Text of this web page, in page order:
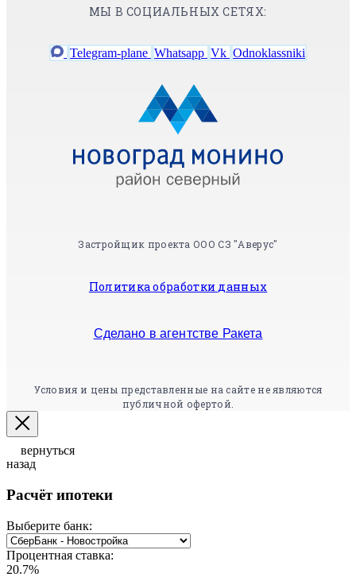
МЫ В СОЦИАЛЬНЫХ СЕТЯХ:
Telegram-plane Whatsapp Vk Odnoklassniki
Застройщик проекта ООО СЗ "Аверус"
Политика обработки данных
Сделано в агентстве Ракета
Условия и цены представленные на сайте не являются
публичной офертой.
вернуться
назад
Расчёт ипотеки
Выберите банк:
Процентная ставка:
20.7%